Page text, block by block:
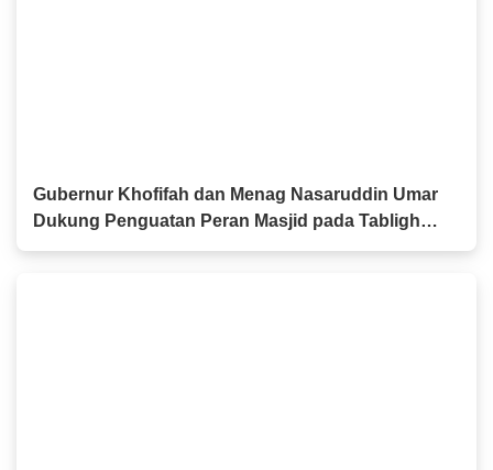
Gubernur Khofifah dan Menag Nasaruddin Umar
Dukung Penguatan Peran Masjid pada Tabligh
Akbar IGIC 2026